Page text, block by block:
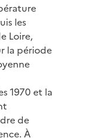
les
Loire,
la période
1970 et la
de
À